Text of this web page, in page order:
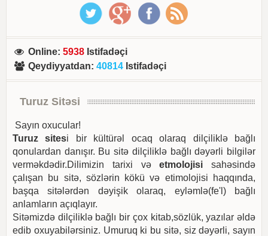
Online:5938 Istifadəçi
Qeydiyyatdan:40814 Istifadəçi
Turuz Sitəsi
Sayın oxucular!
Turuz sitesi bir kültürəl ocaq olaraq dilçiliklə bağlı
qonulardan danışır. Bu sitə dilçiliklə bağlı dəyərli bilgilər
verməkdədir.Dilimizin tarixi vəetmolojisi sahəsində
çalışan bu sitə, sözlərin kökü və etimolojisi haqqında,
başqa sitələrdən dəyişik olaraq, eyləmlə(fe'l) bağlı
anlamların açıqlayır.
Sitəmizdə dilçiliklə bağlı bir çox kitab,sözlük, yazılar əldə
edib oxuyabilərsiniz. Umuruq ki bu sitə, siz dəyərli, sayın